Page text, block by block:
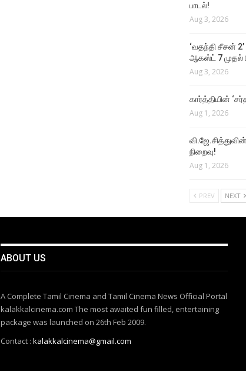
பாடல்!
Aug 3, 2026
‘வதந்தி சீசன் 2’
ஆகஸ்ட் 7 முதல்
Aug 3, 2026
கார்த்தியின்
Aug 1, 2026
வி.ஜே.சித்துவின்
நிறைவு!
Aug 1, 2026
PREV NEXT
ABOUT US
A Complete Tamil Cinema and Tamil Cinema News Official Portal
kalakkalcinema.com The most awaited fun filled, entertaining
package was launched on 26th Feb 2009.
Contact :kalakkalcinema@gmail.com